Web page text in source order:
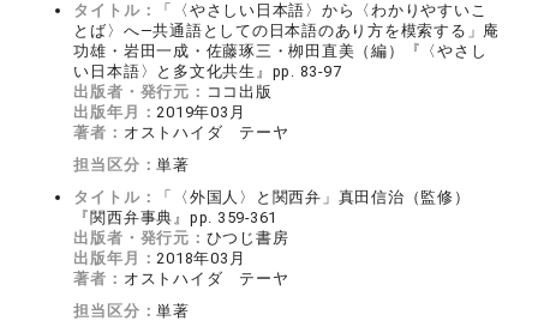
タイトル：
「〈やさしい日本語〉から〈わかりやすいこ
とば〉へ―共通語としての日本語のあり方を模索する」庵
功雄・岩田一成・佐藤琢三・栁田直美（編）『〈やさし
い日本語〉と多文化共生』pp. 83-97
出版者・発行元： ココ出版
出版年月：2019年03月
著者： オストハイダ テーヤ
担当区分：単著
タイトル：
「〈外国人〉と関西弁」真田信治（監修）
『関西弁事典』pp. 359-361
出版者・発行元： ひつじ書房
出版年月：2018年03月
著者： オストハイダ テーヤ
担当区分：単著